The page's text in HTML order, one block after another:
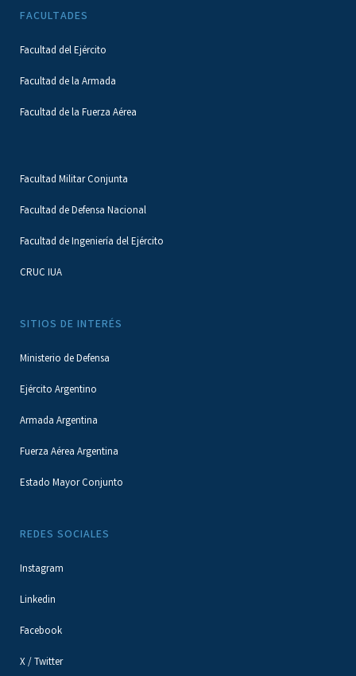
FACULTADES
Facultad del Ejército
Facultad de la Armada
Facultad de la Fuerza Aérea
Facultad Militar Conjunta
Facultad de Defensa Nacional
Facultad de Ingeniería del Ejército
CRUC IUA
SITIOS DE INTERÉS
Ministerio de Defensa
Ejército Argentino
Armada Argentina
Fuerza Aérea Argentina
Estado Mayor Conjunto
REDES SOCIALES
Instagram
Linkedin
Facebook
X / Twitter